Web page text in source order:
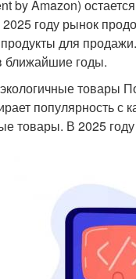
by Amazon)
году рынок
для
ближайшие годы.
товары
популярность
товары. В 2025